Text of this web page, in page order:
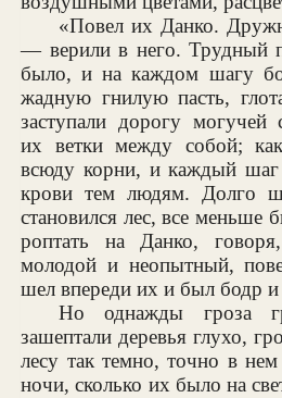
«Повел их Данко.
— верили в него. Трудный
было, и на каждом шагу
жадную гнилую пасть,
заступали дорогу могучей
их ветки между собой;
всюду корни, и каждый
крови тем людям. Долго
становился лес, все меньше
роптать на Данко,
молодой и неопытный,
шел впереди их и был бодр и
Но однажды гроза
зашептали деревья глухо,
лесу так темно, точно в нем
ночи, сколько их было на